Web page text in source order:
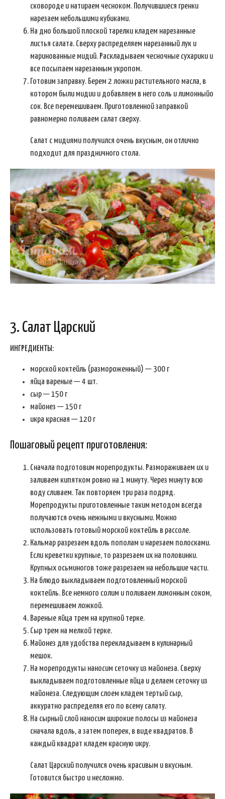
сковороде и натираем чесноком. Получившиеся гренки
нарезаем небольшими кубиками.
На дно большой плоской тарелки кладем нарезанные
листья салата. Сверху распределяем нарезанный лук и
маринованные мидий. Раскладываем чесночные сухарики и
все посыпаем нарезанным укропом.
Готовим заправку. Берем 2 ложки растительного масла, в
котором были мидии и добавляем в него соль и лимонныйо
сок. Все перемешиваем. Приготовленной заправкой
равномерно поливаем салат сверху.
Салат с мидиями получился очень вкусным, он отлично
подходит для праздничного стола.
3. Салат Царский
ИНГРЕДИЕНТЫ:
морской коктейль (размороженный) — 300 г
яйца вареные — 4 шт.
сыр — 150 г
майонез — 150 г
икра красная — 120 г
Пошаговый рецепт приготовления:
Сначала подготовим морепродукты. Размораживаем их и
заливаем кипятком ровно на 1 минуту. Через минуту всю
воду сливаем. Так повторяем три раза подряд.
Морепродукты приготовленные таким методом всегда
получаются очень нежными и вкусными. Можно
использовать готовый морской коктейль в рассоле.
Кальмар разрезаем вдоль пополам и нарезаем полосками.
Если креветки крупные, то разрезаем их на половинки.
Крупных осьминогов тоже разрезаем на небольшие части.
На блюдо выкладываем подготовленный морской
коктейль. Все немного солим и поливаем лимонным соком,
перемешиваем ложкой.
Вареные яйца трем на крупной терке.
Сыр трем на мелкой терке.
Майонез для удобства перекладываем в кулинарный
мешок.
На морепродукты наносим сеточку из майонеза. Сверху
выкладываем подготовленные яйца и делаем сеточку из
майонеза. Следующим слоем кладем тертый сыр,
аккуратно распределяя его по всему салату.
На сырный слой наносим широкие полосы из майонеза
сначала вдоль, а затем поперек, в виде квадратов. В
каждый квадрат кладем красную икру.
Салат Царский получился очень красивым и вкусным.
Готовится быстро и несложно.